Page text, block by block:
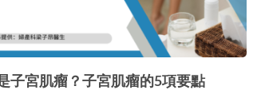
子宮肌瘤？子宮肌瘤的5項要點